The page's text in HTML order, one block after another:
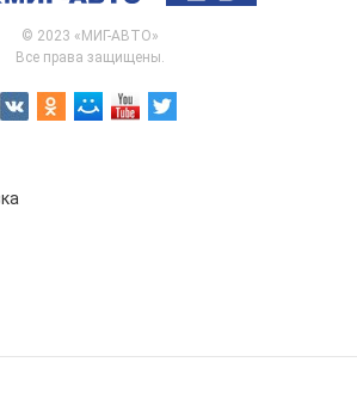
© 2023 «МИГ-АВТО»
Все права защищены.